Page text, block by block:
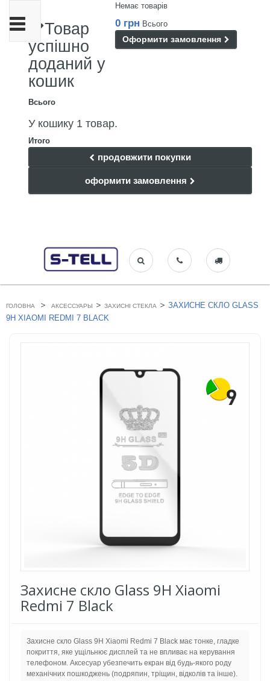
Немає товарів
0 грн Всього
Оформити замовлення
Товар
успішно
доданий у
кошик
Всього
У кошику 1 товар.
Итого
продовжити покупки
оформити замовлення
Toggle
navigation
ГОЛОВНА > АКСЕССУАРЫ > ЗАХИСНІ СТЕКЛА > ЗАХИСНЕ СКЛО GLASS
9H XIAOMI REDMI 7 BLACK
Захисне скло Glass 9H Xiaomi
Redmi 7 Black
Захисне скло Glass 9H Xiaomi Redmi 7 Black має тонке, гладке
покриття, яке ущільнює дисплей та не впливає на керування
телефоном. Аксесуар убезпечить екран від будь-якого роду
механічних пошкоджень (подряпин, тріщин, відколів та інше).